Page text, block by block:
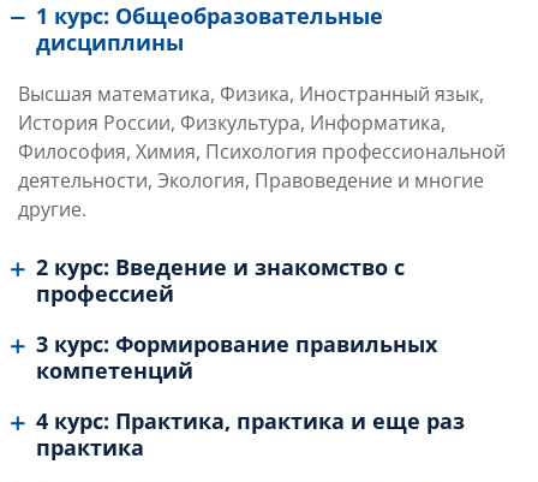
1 курс: Общеобразовательные
дисциплины
Высшая математика, Физика, Иностранный язык,
История России, Физкультура, Информатика,
Философия, Химия, Психология профессиональной
деятельности, Экология, Правоведение и многие
другие.
2 курс: Введение и знакомство с
профессией
3 курс: Формирование правильных
компетенций
4 курс: Практика, практика и еще раз
практика